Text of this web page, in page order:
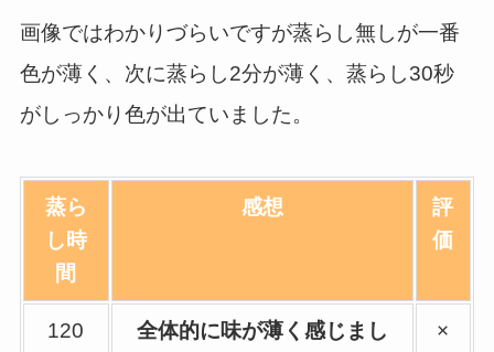
画像ではわかりづらいですが蒸らし無しが一番
色が薄く、次に蒸らし2分が薄く、蒸らし30秒
がしっかり色が出ていました。
蒸ら
し時
間
感想
評
価
120
全体的に味が薄く感じまし
×